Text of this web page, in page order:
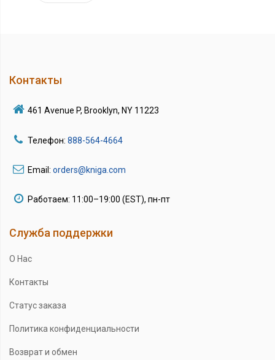
Контакты
461 Avenue P, Brooklyn, NY 11223
Телефон: 888-564-4664
Email: orders@kniga.com
Работаем: 11:00–19:00 (EST), пн-пт
Служба поддержки
О Нас
Контакты
Статус заказа
Политика конфиденциальности
Возврат и обмен